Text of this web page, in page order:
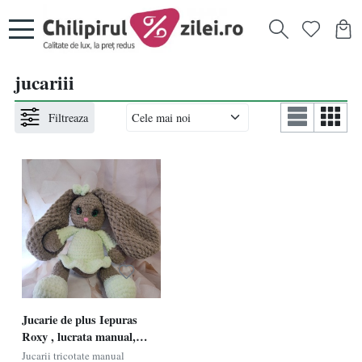
jucariii
Filtreaza
Jucarie de plus Iepuras
Roxy , lucrata manual,
handmade, textil, bej/verde,
Jucarii tricotate manual